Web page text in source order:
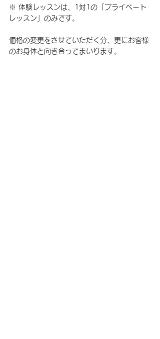
※ 体験レッスンは、1対1の「プライベート
レッスン」のみです。
価格の変更をさせていただく分、更にお客様
のお身体と向き合ってまいります。